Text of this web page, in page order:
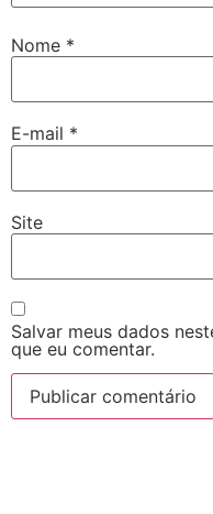
Nome *
E-mail *
Site
Salvar meus dados
que eu comentar.